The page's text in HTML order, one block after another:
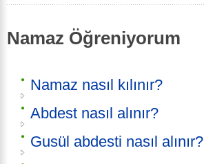
Namaz Öğreniyorum
Namaz nasıl kılınır?
Abdest nasıl alınır?
Gusül abdesti nasıl alınır?